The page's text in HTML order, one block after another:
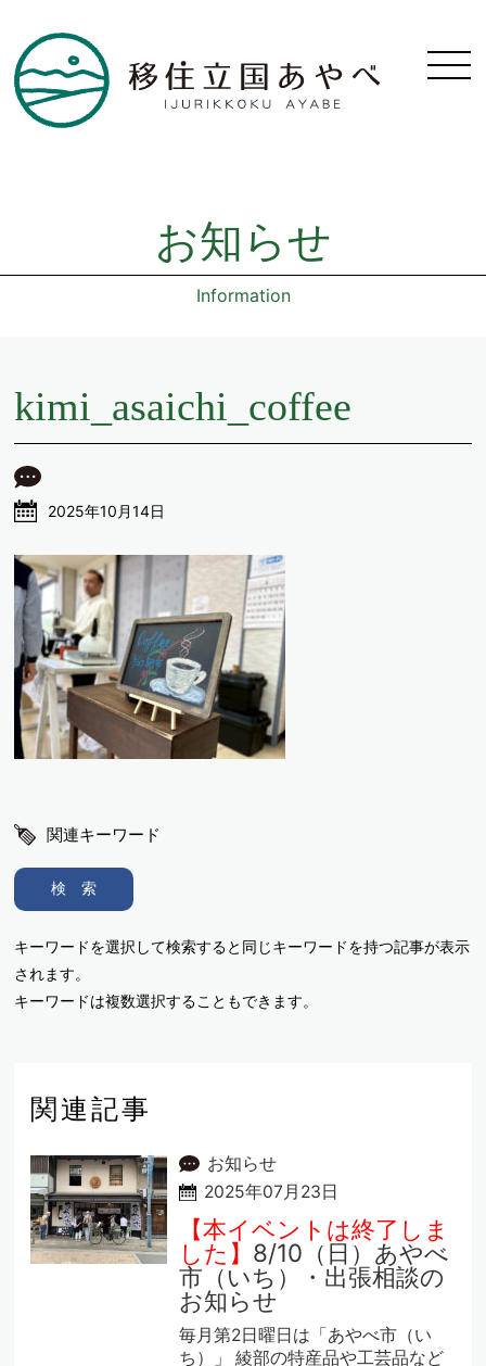
お知らせ
Information
kimi_asaichi_coffee
2025年10月14日
関連キーワード
キーワードを選択して検索すると同じキーワードを持つ記事が表示
されます。
キーワードは複数選択することもできます。
検 索
関連記事
お知らせ
2025年07月23日
【本イベントは終了しま
した】 8/10（日）あやべ
市（いち）・出張相談の
お知らせ
毎月第2日曜日は「あやべ市（い
ち）」 綾部の特産品や工芸品など